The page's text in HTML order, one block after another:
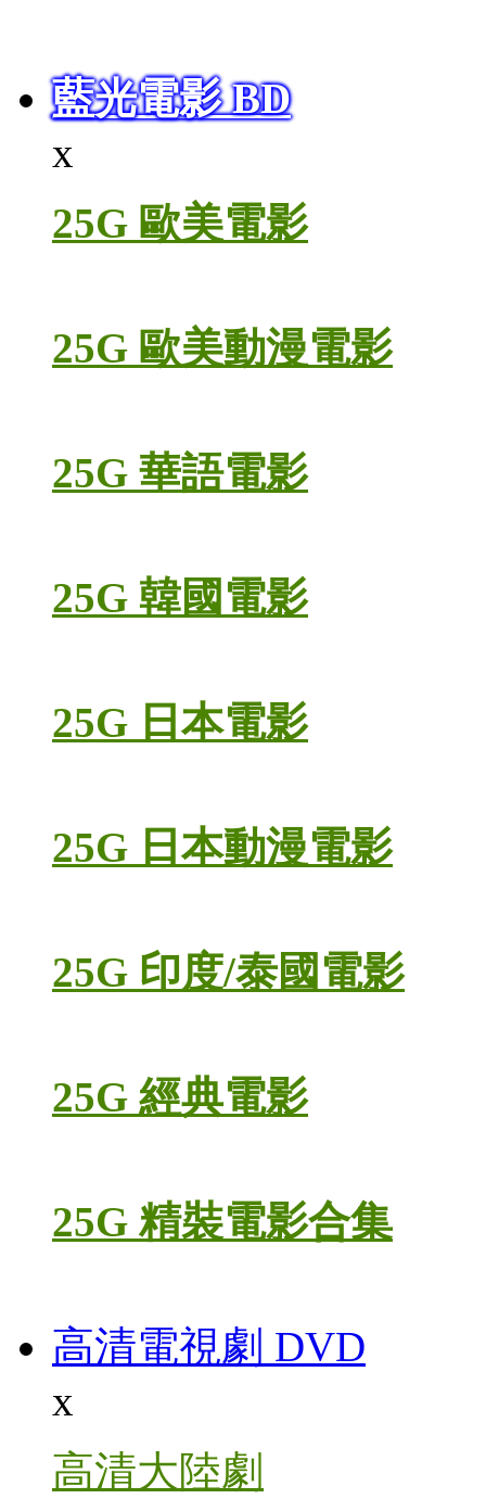
藍光電影 BD
x
25G 歐美電影
25G 歐美動漫電影
25G 華語電影
25G 韓國電影
25G 日本電影
25G 日本動漫電影
25G 印度/泰國電影
25G 經典電影
25G 精裝電影合集
高清電視劇 DVD
x
高清大陸劇